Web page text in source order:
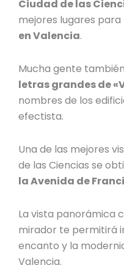
Ciudad de las
mejores lugares
en Valencia.
Mucha gente
letras grandes de
nombres de los
efectista.
Una de las mejores
de las Ciencias se
la Avenida de
La vista panorámica
mirador te permitirá
encanto y la
Valencia.